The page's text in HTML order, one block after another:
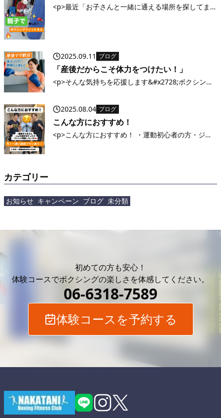
<p>最近「お子さんと一緒に通える場所を探してま
2025.09.11 ブログ
「産後だからこそ体力をつけたい！」
<p>そんな気持ちを応援します&#x2728;ボクシング
方も大歓迎！まずは気軽に体験レッスンへ
&#x1f60a; NAKAT [&hellip;]</p>
2025.08.04 ブログ
こんな方におすすめ！
<p>こんな方におすすめ！ ・運動初心者の方・ジム
カテゴリー
お知らせ キャンペーン ブログ 未分類
初めての方も安心！
体験コースでボクシングの楽しさを体感してください。
06-6318-7589
体験コースを予約する